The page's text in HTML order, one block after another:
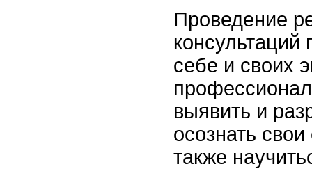
Проведение
консультаций
себе и своих
выявить и
осознать
также